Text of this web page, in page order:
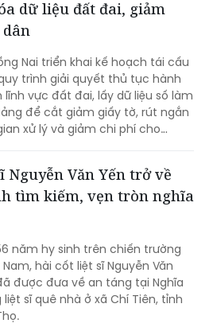
từng bước trả lại tên cho các liệt
dữ liệu đất đai, giảm
Nai triển khai kế hoạch tái cấu
trình giải quyết thủ tục hành
lĩnh vực đất đai, lấy dữ liệu số làm
để cắt giảm giấy tờ, rút ngắn
xử lý và giảm chi phí cho
Nguyễn Văn Yến trở về
tìm kiếm, vẹn tròn nghĩa
năm hy sinh trên chiến trường
hài cốt liệt sĩ Nguyễn Văn
được đưa về an táng tại Nghĩa
liệt sĩ quê nhà ở xã Chí Tiên, tỉnh